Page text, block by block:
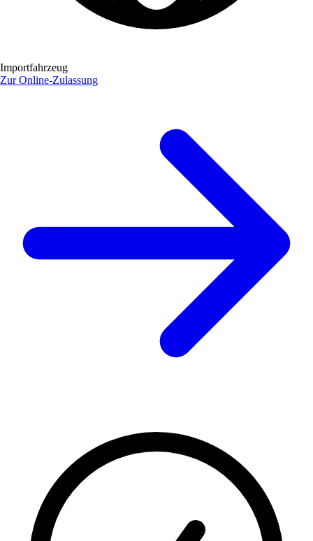
Importfahrzeug
Zur Online-Zulassung